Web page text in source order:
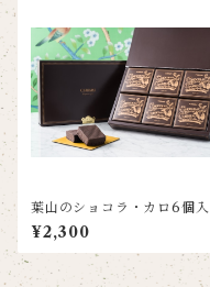
葉山のショコラ・カロ6個入
¥2,300